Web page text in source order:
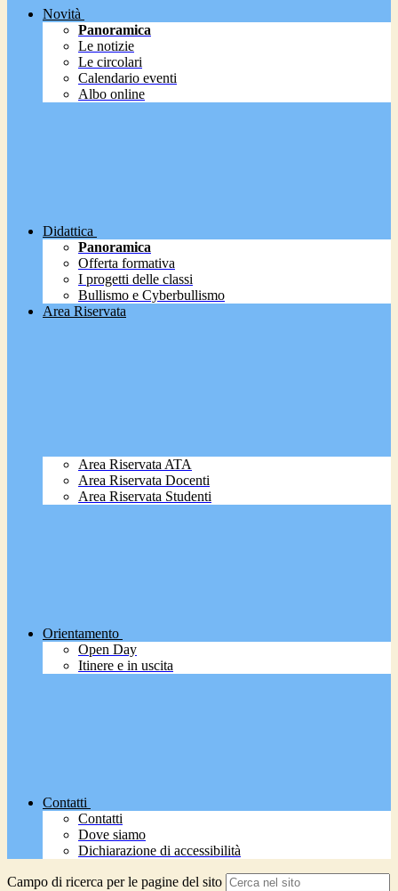
Novità
Panoramica
Le notizie
Le circolari
Calendario eventi
Albo online
Didattica
Panoramica
Offerta formativa
I progetti delle classi
Bullismo e Cyberbullismo
Area Riservata
Area Riservata ATA
Area Riservata Docenti
Area Riservata Studenti
Orientamento
Open Day
Itinere e in uscita
Contatti
Contatti
Dove siamo
Dichiarazione di accessibilità
Campo di ricerca per le pagine del sito